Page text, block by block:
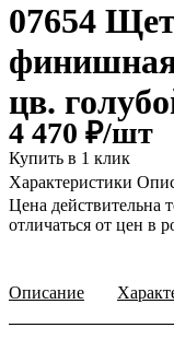
07654
цв.
4 470 ₽/шт
Купить в 1 клик
Характеристики
Цена действительна
отличаться от цен в
Описание